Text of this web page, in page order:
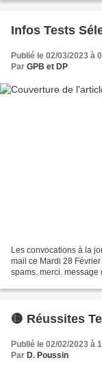
Infos Tests
Publié le 02/03/2023 à
Par GPB et DP
Les convocations à la
mail ce Mardi 28
spams. merci. message
🟡 Réussites
Publié le 02/02/2023 à
Par D. Poussin